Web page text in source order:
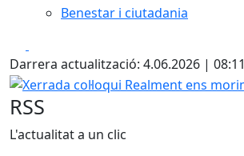
Benestar i ciutadania
Darrera actualització: 4.06.2026 | 08:11
Xerrada col·loqui Realment ens morim?
RSS
L'actualitat a un clic